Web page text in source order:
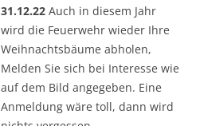
31.12.22 Auch in diesem Jahr
wird die Feuerwehr wieder Ihre
Weihnachtsbäume abholen,
Melden Sie sich bei Interesse wie
auf dem Bild angegeben. Eine
Anmeldung wäre toll, dann wird